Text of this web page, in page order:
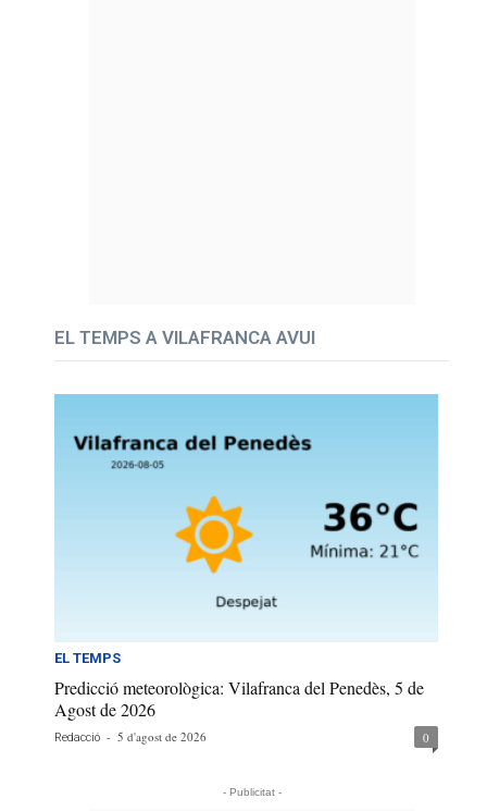
EL TEMPS A VILAFRANCA AVUI
EL TEMPS
Predicció meteorològica: Vilafranca del Penedès, 5 de
Agost de 2026
Redacció - 5 d'agost de 2026 0
- Publicitat -